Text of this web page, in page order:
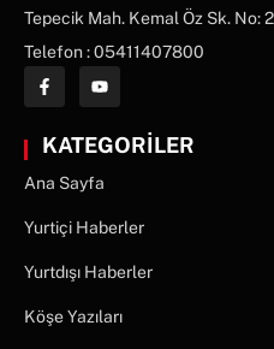
Tepecik Mah. Kemal Öz Sk. No:
Telefon : 05411407800
KATEGORİLER
Ana Sayfa
Yurtiçi Haberler
Yurtdışı Haberler
Köşe Yazıları